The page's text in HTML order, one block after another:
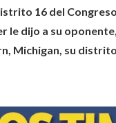
16 del
dijo a su
Michigan, su